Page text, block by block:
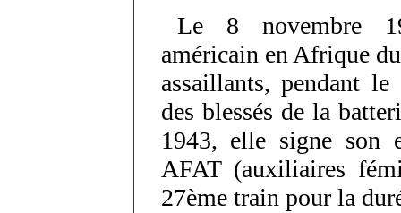
Le 8 novembre
américain en Afrique
assaillants, pendant
des blessés de la
1943, elle signe son
AFAT (auxiliaires
27ème train pour la